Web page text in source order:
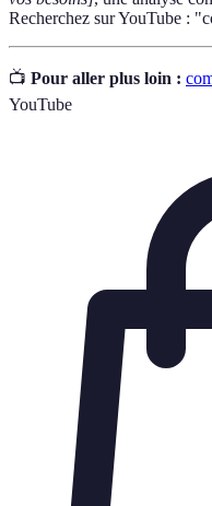
Recherchez sur YouTube :
📺 Pour aller plus loin :
YouTube